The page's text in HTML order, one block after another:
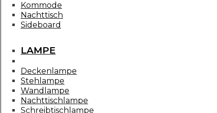
Kommode
Nachttisch
Sideboard
LAMPE
Deckenlampe
Stehlampe
Wandlampe
Nachttischlampe
Schreibtischlampe